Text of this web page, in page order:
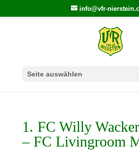
info@vfr-
Seite auswählen
1. FC Willy
– FC Livingroom